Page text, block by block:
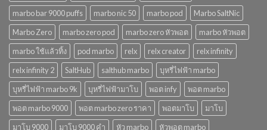
marbo bar 9000 puffs
marbo nic 50 marbo pod
Marbo SaltNic
Marbo Zero
marbo zero pod marbo zero หัวพอต
marbo หัวพอต
marbo ใช้แล้วทิ้ง
pod marbo relx relx creator
relx infinity
relx infinity 2
SaltHub salthub marbo
บุหรี่ไฟฟ้า marbo
บุหรี่ไฟฟ้า marbo 9k
บุหรี่ไฟฟ้ามาโบ พอต infy
พอต marbo
พอต marbo 9000
พอต marbo zero ราคา พอตมาโบ
มาโบ
มาโบ 9000
มาโบ 9000 คํา หัว marbo หัวพอต marbo